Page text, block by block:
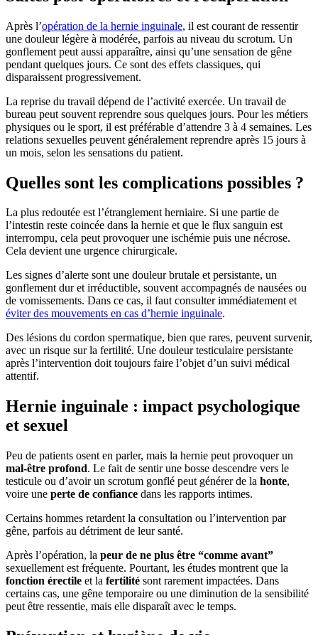
Après l’opération de la hernie inguinale, il est courant de ressentir
une douleur légère à modérée, parfois au niveau du scrotum. Un
gonflement peut aussi apparaître, ainsi qu’une sensation de gêne
pendant quelques jours. Ce sont des effets classiques, qui
disparaissent progressivement.
La reprise du travail dépend de l’activité exercée. Un travail de
bureau peut souvent reprendre sous quelques jours. Pour les métiers
physiques ou le sport, il est préférable d’attendre 3 à 4 semaines. Les
relations sexuelles peuvent généralement reprendre après 15 jours à
un mois, selon les sensations du patient.
Quelles sont les complications possibles ?
La plus redoutée est l’étranglement herniaire. Si une partie de
l’intestin reste coincée dans la hernie et que le flux sanguin est
interrompu, cela peut provoquer une ischémie puis une nécrose.
Cela devient une urgence chirurgicale.
Les signes d’alerte sont une douleur brutale et persistante, un
gonflement dur et irréductible, souvent accompagnés de nausées ou
de vomissements. Dans ce cas, il faut consulter immédiatement et
éviter des mouvements en cas d’hernie inguinale.
Des lésions du cordon spermatique, bien que rares, peuvent survenir,
avec un risque sur la fertilité. Une douleur testiculaire persistante
après l’intervention doit toujours faire l’objet d’un suivi médical
attentif.
Hernie inguinale : impact psychologique
et sexuel
Peu de patients osent en parler, mais la hernie peut provoquer un
mal-être profond. Le fait de sentir une bosse descendre vers le
testicule ou d’avoir un scrotum gonflé peut générer de la honte,
voire une perte de confiance dans les rapports intimes.
Certains hommes retardent la consultation ou l’intervention par
gêne, parfois au détriment de leur santé.
Après l’opération, la peur de ne plus être “comme avant”
sexuellement est fréquente. Pourtant, les études montrent que la
fonction érectile et la fertilité sont rarement impactées. Dans
certains cas, une gêne temporaire ou une diminution de la sensibilité
peut être ressentie, mais elle disparaît avec le temps.